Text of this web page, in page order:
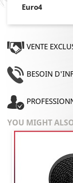
Euro4
VENTE
BESOIN
YOU MIGHT